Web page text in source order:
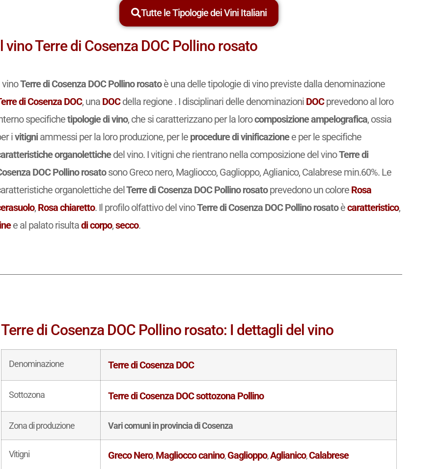
Tutte le Tipologie dei Vini Italiani
vino Terre di Cosenza DOC Pollino rosato
vinoTerre di Cosenza DOC Pollino rosatoè una delle tipologie di vino previste dalla denominazione
di Cosenza DOC, una DOCdella regione . I disciplinari delle denominazioni DOCprevedono al loro
specifichetipologie di vino, che si caratterizzano per la lorocomposizione ampelografica, ossia
ivitigniammessi per la loro produzione, per le procedure di vinificazionee per le specifiche
organolettichedel vino. I vitigni che rientrano nella composizione del vinoTerre di
DOC Pollino rosatosono Greco nero, Magliocco, Gaglioppo, Aglianico, Calabrese min.60%. Le
organolettiche delTerre di Cosenza DOC Pollino rosatoprevedono un colore Rosa
, Rosa chiaretto. Il profilo olfattivo del vinoTerre di Cosenza DOC Pollino rosatoècaratteristico,
e al palato risultadi corpo,secco.
Terre di Cosenza DOC Pollino rosato: I dettagli del vino
Denominazione Terre di Cosenza DOC
Sottozona Terre di Cosenza DOC sottozona Pollino
Zona di produzione Vari comuni in provincia di Cosenza
Vitigni Greco Nero,Magliocco canino,Gaglioppo,Aglianico,Calabrese